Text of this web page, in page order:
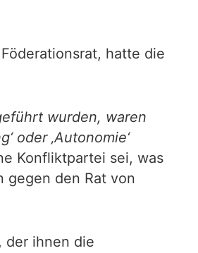
hatte die
wurden, waren
oder ‚Autonomie‘
Konfliktpartei sei, was
gegen den Rat von
der ihnen die